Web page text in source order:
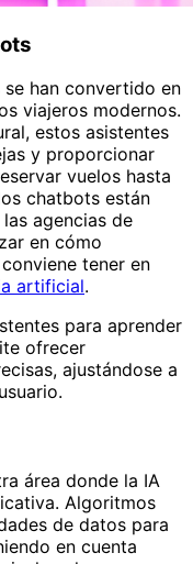
han convertido en
viajeros modernos.
estos asistentes
y proporcionar
vuelos hasta
chatbots están
agencias de
en cómo
tener en
artificial.
para aprender
ofrecer
ajustándose a
área donde la IA
Algoritmos
de datos para
en cuenta